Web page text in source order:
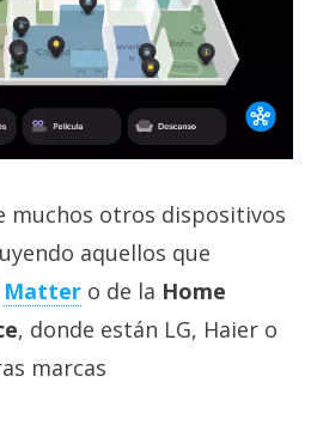
muchos otros dispositivos
aquellos que
Matter o de la Home
, donde están LG, Haier o
marcas